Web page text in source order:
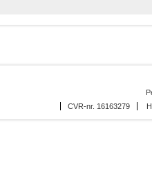
CVR-nr. 16163279